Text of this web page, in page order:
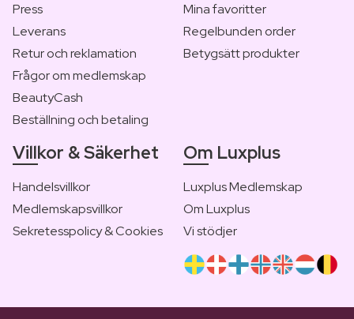
Press
Leverans
Retur och reklamation
Frågor om medlemskap
BeautyCash
Beställning och betaling
Mina favoritter
Regelbunden order
Betygsätt produkter
Villkor & Säkerhet
Handelsvillkor
Medlemskapsvillkor
Sekretesspolicy & Cookies
Om Luxplus
Luxplus Medlemskap
Om Luxplus
Vi stödjer